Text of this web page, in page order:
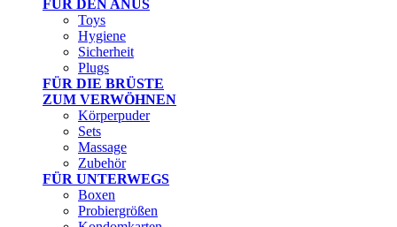
FÜR DEN ANUS
Toys
Hygiene
Sicherheit
Plugs
FÜR DIE BRÜSTE
ZUM VERWÖHNEN
Körperpuder
Sets
Massage
Zubehör
FÜR UNTERWEGS
Boxen
Probiergrößen